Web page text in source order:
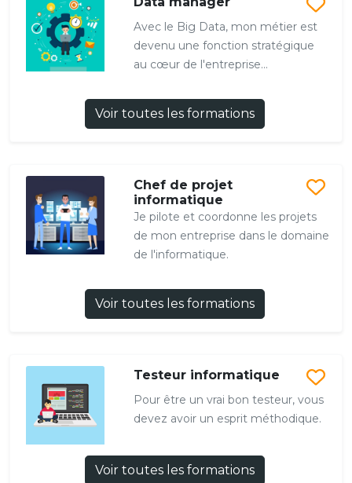
Avec le Big Data, mon métier est
devenu une fonction stratégique
au cœur de l'entreprise...
Voir toutes les formations
Chef de projet
informatique
Je pilote et coordonne les projets
de mon entreprise dans le domaine
de l'informatique.
Voir toutes les formations
Testeur informatique
Pour être un vrai bon testeur, vous
devez avoir un esprit méthodique.
Voir toutes les formations